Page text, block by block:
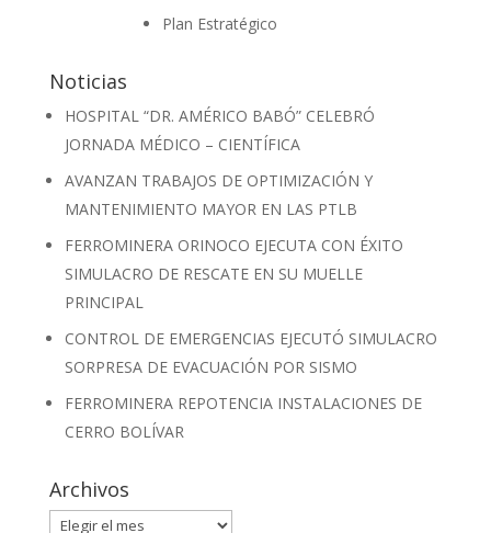
Plan Estratégico
Noticias
HOSPITAL “DR. AMÉRICO BABÓ” CELEBRÓ
JORNADA MÉDICO – CIENTÍFICA
AVANZAN TRABAJOS DE OPTIMIZACIÓN Y
MANTENIMIENTO MAYOR EN LAS PTLB
FERROMINERA ORINOCO EJECUTA CON ÉXITO
SIMULACRO DE RESCATE EN SU MUELLE
PRINCIPAL
CONTROL DE EMERGENCIAS EJECUTÓ SIMULACRO
SORPRESA DE EVACUACIÓN POR SISMO
FERROMINERA REPOTENCIA INSTALACIONES DE
CERRO BOLÍVAR
Archivos
Archivos